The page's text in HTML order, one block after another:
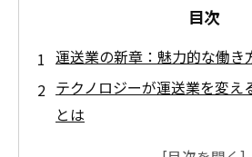
目次
運送業の新章：魅力的な働き
テクノロジーが運送業を変え
とは
職場環境の改善と効率性向上